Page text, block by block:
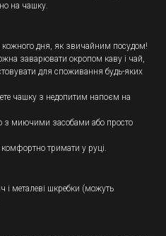
на чашку.
дня, як звичайним посудом!
заварювати окропом каву і чай,
для споживання будь-яких
чашку з недопитим напоєм на
з миючими засобами або просто
тримати у руці.
і металеві шкребки (можуть